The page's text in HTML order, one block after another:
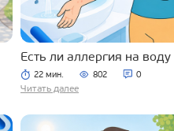
Есть ли аллергия на воду
22 мин. 802 0
Читать далее